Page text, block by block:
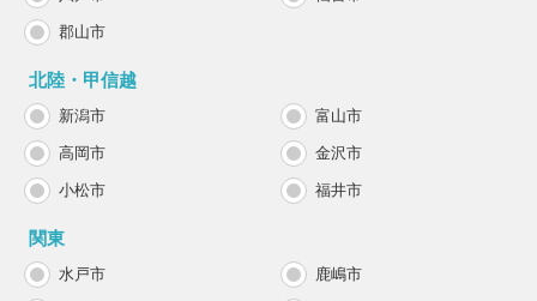
郡山市
北陸・甲信越
新潟市 富山市
高岡市 金沢市
小松市 福井市
関東
水戸市 鹿嶋市